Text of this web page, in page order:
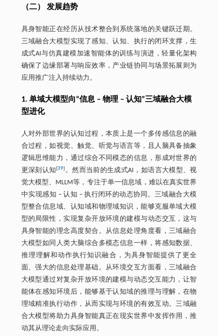
（二） 发展趋势
具身智能正在经历从技术整合到系统落地的关键跃迁期。
三域融合大模型实现了感知、认知、执行的闭环支撑，生
成式AI与仿真建模加速智能体的训练与演进，轻量化架构
确保了边缘部署与响应效率，产业链协同与场景拓展则为
应用推广注入持续动力。
1. 单域大模型向“信息 ‒ 物理 ‒ 认知”三域融合大模
型进化
人对外部世界的认知过程，本质上是一个多传感信息的融
合过程，如视觉、触觉、听觉与语言等，且人脑具备抽象
逻辑思维能力，通过综合不同模态的信息，形成对世界的
更深刻认知[39] 。然而当前的生成式AI，如语言大模型、视
觉大模型、MLLM等，专注于单一信息域，难以在真实世界
中实现感知 ‒ 认知 ‒ 执行闭环的动态协同。三域融合大模
型整合信息域、认知域和物理域知识，能够克服单域大模
型的局限性，实现复杂开放环境的建模与动态交互，这与
具身智能的理念高度契合。从信息处理角度看，三域融合
大模型如同人类大脑综合多模态信息一样，将感知数据、
推理理解和动作执行知识融合，为具身智能提供了更全
面、强大的信息处理基础。从环境交互方面看，三域融合
大模型通过对复杂开放环境的建模与动态交互能力，让智
能体在感知环境后，能够基于认知域的推理与理解，在物
理域精准执行动作，从而实现与环境的有效互动。三域融
合大模型将助力具身智能真正在现实世界中发挥作用，推
动其从理论走向实际应用。